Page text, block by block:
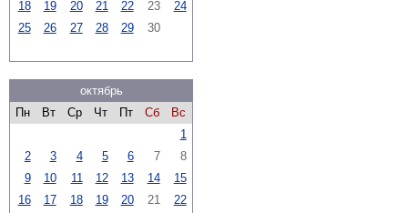
18
19 20 21 22 23
24
25
26 27 28 29 30
октябрь
Пн
Вт Ср Чт Пт Сб
Вс
1
2
3 4 5 6 7
8
9
10 11 12 13 14
15
16
17 18 19 20 21
22